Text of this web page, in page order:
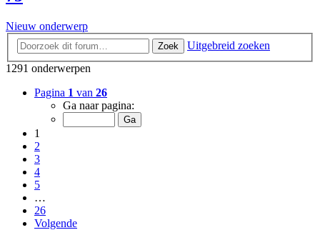
Nieuw onderwerp
Zoek
Uitgebreid zoeken
1291 onderwerpen
Pagina 1 van 26
Ga naar pagina:
1
2
3
4
5
…
26
Volgende